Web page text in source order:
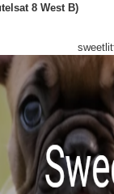
8 West B)